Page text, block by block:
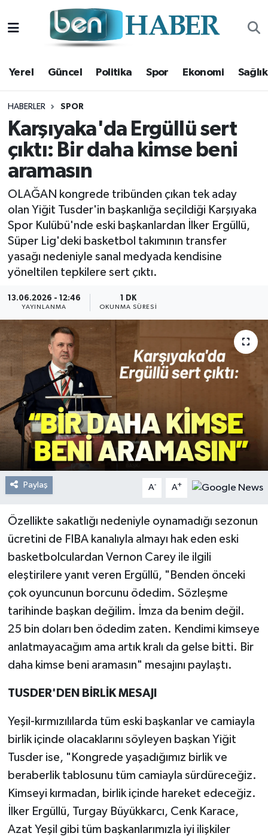
Yerel Güncel Politika Spor Ekonomi Sağlık
HABERLER SPOR
Karşıyaka'da Ergüllü sert
çıktı: Bir daha kimse beni
aramasın
OLAĞAN kongrede tribünden çıkan tek aday
olan Yiğit Tusder'in başkanlığa seçildiği Karşıyaka
Spor Kulübü'nde eski başkanlardan İlker Ergüllü,
Süper Lig'deki basketbol takımının transfer
yasağı nedeniyle sanal medyada kendisine
yöneltilen tepkilere sert çıktı.
13.06.2026 - 12:46
YAYINLANMA
1 DK
OKUNMA SÜRESI
Paylaş A- A+
Özellikte sakatlığı nedeniyle oynamadığı sezonun
ücretini de FIBA kanalıyla almayı hak eden eski
basketbolculardan Vernon Carey ile ilgili
eleştirilere yanıt veren Ergüllü, "Benden önceki
çok oyuncunun borcunu ödedim. Sözleşme
tarihinde başkan değilim. İmza da benim değil.
25 bin doları ben ödedim zaten. Kendimi kimseye
anlatmayacağım ama artık kralı da gelse bitti. Bir
daha kimse beni aramasın" mesajını paylaştı.
TUSDER'DEN BİRLİK MESAJI
Yeşil-kırmızılılarda tüm eski başkanlar ve camiayla
birlik içinde olacaklarını söyleyen başkan Yiğit
Tusder ise, "Kongrede yaşadığımız birlik ve
beraberlik tablosunu tüm camiayla sürdüreceğiz.
Kimseyi kırmadan, birlik içinde hareket edeceğiz.
İlker Ergüllü, Turgay Büyükkarcı, Cenk Karace,
Azat Yeşil gibi tüm başkanlarımızla iyi ilişkiler
Yerel
Güncel
Politika
Spor
Ekonomi
Sağlık
Magazin
Kültür Sanat
Röportajlar
Hava Durumu
Trafik Durumu
Süper Lig Puan Durumu ve Fikstür
Tüm Manşetler
Son Dakika Haberleri
Haber Arşivi